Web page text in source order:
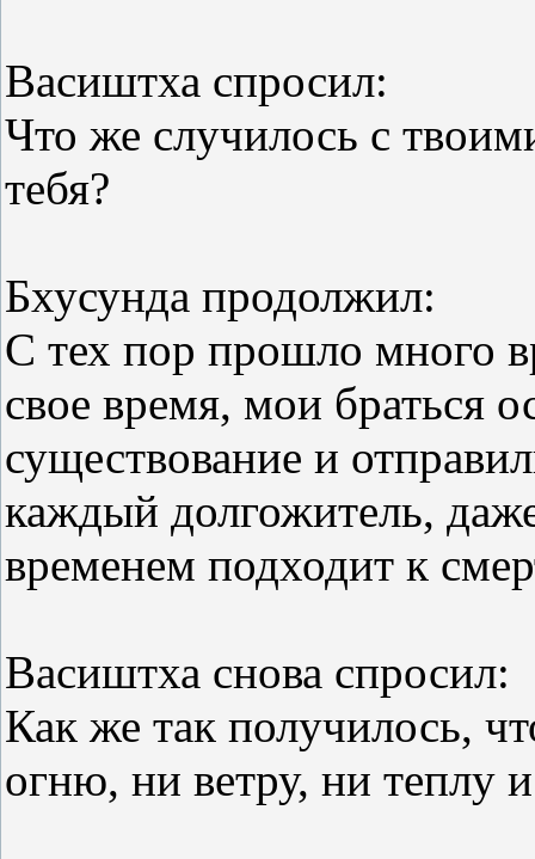
Васиштха спросил:
Что же случилось с
тебя?
Бхусунда продолжил:
С тех пор прошло много
свое время, мои браться
существование и
каждый долгожитель,
временем подходит к
Васиштха снова спросил:
Как же так получилось,
огню, ни ветру, ни теплу